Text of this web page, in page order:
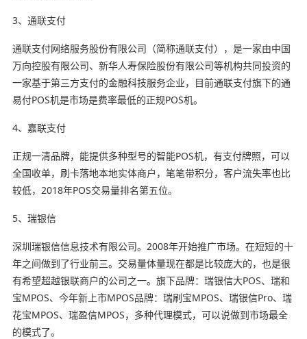
3、通联支付
通联支付网络服务股份有限公司（简称通联支付），是一家由中国
万向控股有限公司、新华人寿保险股份有限公司等机构共同投资的
一家基于第三方支付的金融科技服务企业，目前通联支付旗下的通
易付POS机是市场是费率最低的正规POS机。
4、嘉联支付
正规一清品牌，能提供多种型号的智能POS机，有支付牌照，可以
全国收单，刷卡落地本地实体商户，笔笔带积分，客户流失率也比
较低，2018年POS交易量排名第五位。
5、瑞银信
深圳瑞银信信息技术有限公司。2008年开始推广市场。在短短的十
年之间做到了行业前三。交易量体量现在都是比较庞大的，也是很
有希望超越银联商户的公司之一。旗下品牌：瑞银信大POS、瑞和
宝MPOS、今年新上市MPOS品牌：瑞刷宝MPOS、瑞银信Pro、瑞
花宝MPOS、瑞盈信MPOS，多种代理模式，可以说做到市场最全
的模式了。